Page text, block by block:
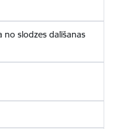
no slodzes dalīšanas